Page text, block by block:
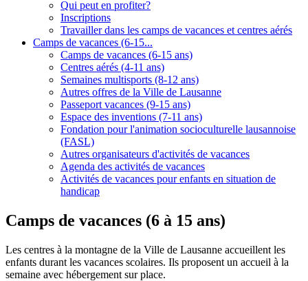
Qui peut en profiter?
Inscriptions
Travailler dans les camps de vacances et centres aérés
Camps de vacances (6-15...
Camps de vacances (6-15 ans)
Centres aérés (4-11 ans)
Semaines multisports (8-12 ans)
Autres offres de la Ville de Lausanne
Passeport vacances (9-15 ans)
Espace des inventions (7-11 ans)
Fondation pour l'animation socioculturelle lausannoise
(FASL)
Autres organisateurs d'activités de vacances
Agenda des activités de vacances
Activités de vacances pour enfants en situation de
handicap
Camps de vacances (6 à 15 ans)
Les centres à la montagne de la Ville de Lausanne accueillent les
enfants durant les vacances scolaires. Ils proposent un accueil à la
semaine avec hébergement sur place.